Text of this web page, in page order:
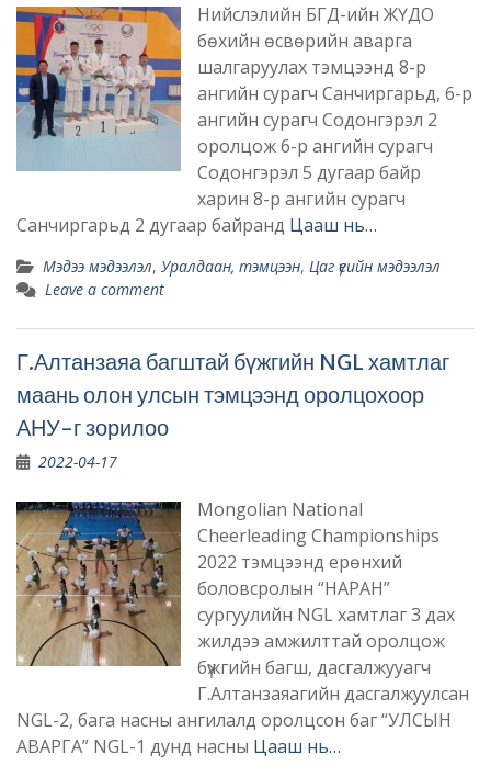
Нийслэлийн БГД-ийн ЖҮДО
бөхийн өсвөрийн аварга
шалгаруулах тэмцээнд 8-р
ангийн сурагч Санчиргарьд, 6-р
ангийн сурагч Содонгэрэл 2
оролцож 6-р ангийн сурагч
Содонгэрэл 5 дугаар байр
харин 8-р ангийн сурагч
Санчиргарьд 2 дугаар байранд Цааш нь…
Мэдээ мэдээлэл, Уралдаан, тэмцээн, Цаг үеийн мэдээлэл
Leave a comment
Г.Алтанзаяа багштай бүжгийн NGL хамтлаг
маань олон улсын тэмцээнд оролцохоор
АНУ-г зорилоо
2022-04-17
Mongolian National
Cheerleading Championships
2022 тэмцээнд ерөнхий
боловсролын “НАРАН”
сургуулийн NGL хамтлаг 3 дах
жилдээ амжилттай оролцож
бүжгийн багш, дасгалжууагч
Г.Алтанзаяагийн дасгалжуулсан
NGL-2, бага насны ангилалд оролцсон баг “УЛСЫН
АВАРГА” NGL-1 дунд насны Цааш нь…